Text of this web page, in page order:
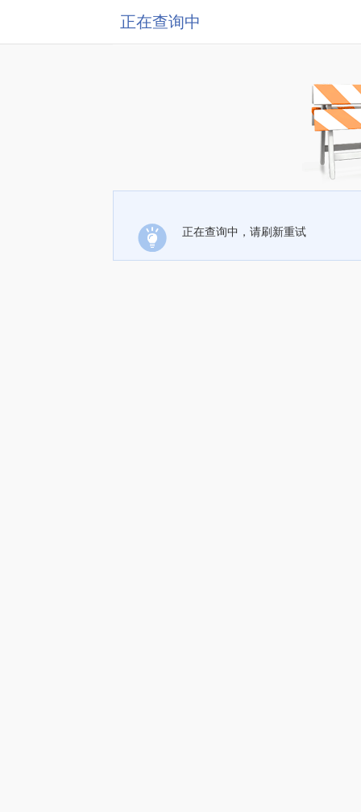
正在查询中
正在查询中，请刷新重试